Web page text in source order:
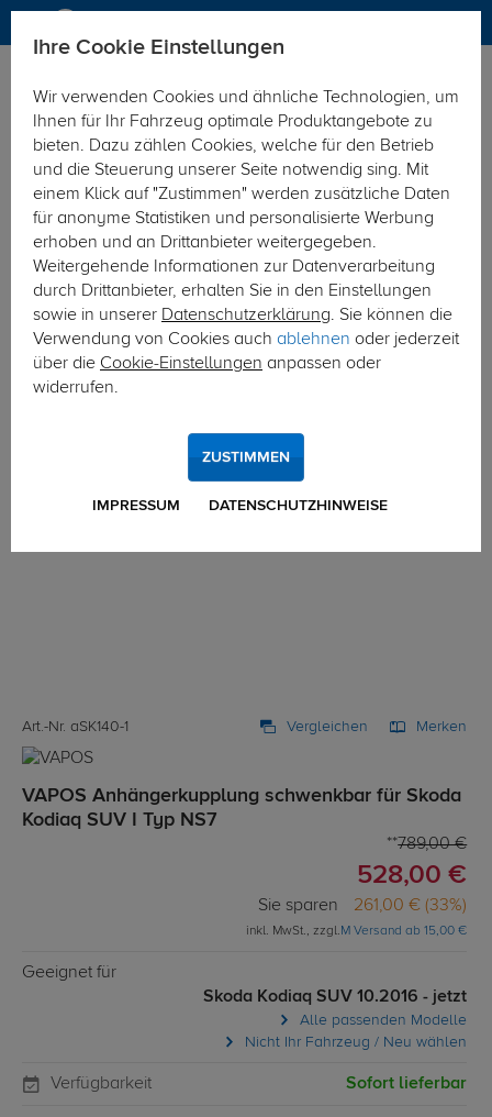
Hier geht's zur Fahrzeugübersicht: Skoda Kodiaq SUV
Art.-Nr. aSK140-1 Vergleichen Merken
VAPOS Anhängerkupplung schwenkbar für Skoda
Kodiaq SUV I Typ NS7
789,00 €
528,00 €
Sie sparen 261,00 € (33%)
inkl. MwSt., zzgl.M Versand ab 15,00 €
Geeignet für
Skoda Kodiaq SUV 10.2016 - jetzt
Alle passenden Modelle
Nicht Ihr Fahrzeug / Neu wählen
Verfügbarkeit Sofort lieferbar
Ihre Cookie Einstellungen
Wir verwenden Cookies und ähnliche Technologien, um
Ihnen für Ihr Fahrzeug optimale Produktangebote zu
bieten. Dazu zählen Cookies, welche für den Betrieb
und die Steuerung unserer Seite notwendig sing. Mit
einem Klick auf "Zustimmen" werden zusätzliche Daten
für anonyme Statistiken und personalisierte Werbung
erhoben und an Drittanbieter weitergegeben.
Weitergehende Informationen zur Datenverarbeitung
durch Drittanbieter, erhalten Sie in den Einstellungen
sowie in unserer Datenschutzerklärung. Sie können die
Verwendung von Cookies auch ablehnen oder jederzeit
über die Cookie-Einstellungen anpassen oder
widerrufen.
IMPRESSUM DATENSCHUTZHINWEISE
ZUSTIMMEN